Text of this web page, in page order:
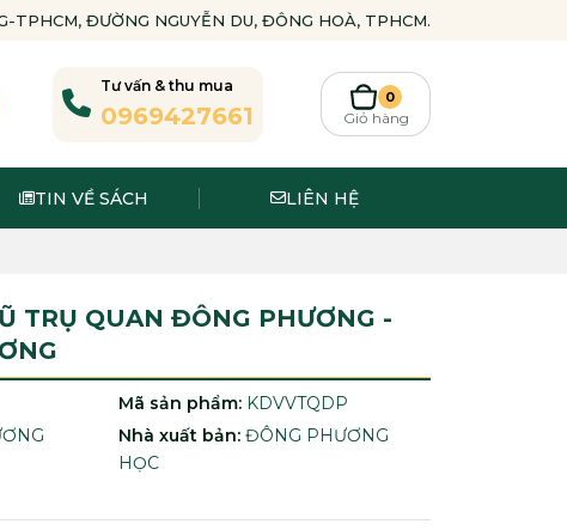
TPHCM, ĐƯỜNG NGUYỄN DU, ĐÔNG HOÀ, TPHCM.
Tư vấn & thu mua
0969427661
0
Giỏ hàng
TIN VỀ SÁCH LIÊN HỆ
TRỤ QUAN ĐÔNG PHƯƠNG -
Mã sản phẩm: KDVVTQDP
Nhà xuất bản: ĐÔNG PHƯƠNG
HỌC